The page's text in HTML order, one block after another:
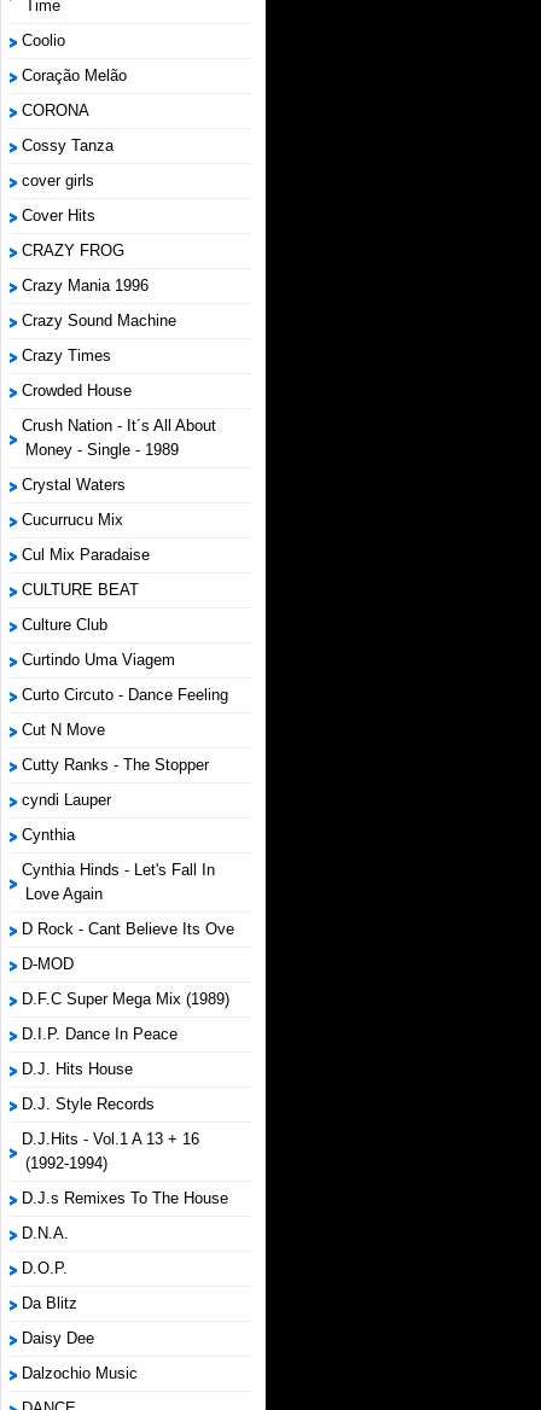
Time
Coolio
Coração Melão
CORONA
Cossy Tanza
cover girls
Cover Hits
CRAZY FROG
Crazy Mania 1996
Crazy Sound Machine
Crazy Times
Crowded House
Crush Nation - It´s All About
Money - Single - 1989
Crystal Waters
Cucurrucu Mix
Cul Mix Paradaise
CULTURE BEAT
Culture Club
Curtindo Uma Viagem
Curto Circuto - Dance Feeling
Cut N Move
Cutty Ranks - The Stopper
cyndi Lauper
Cynthia
Cynthia Hinds - Let's Fall In
Love Again
D Rock - Cant Believe Its Ove
D-MOD
D.F.C Super Mega Mix (1989)
D.I.P. Dance In Peace
D.J. Hits House
D.J. Style Records
D.J.Hits - Vol.1 A 13 + 16
(1992-1994)
D.J.s Remixes To The House
D.N.A.
D.O.P.
Da Blitz
Daisy Dee
Dalzochio Music